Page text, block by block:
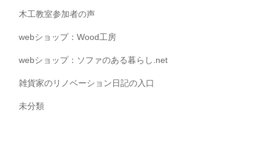
木工教室参加者の声
webショップ：Wood工房
webショップ：ソファのある暮らし.net
雑貨家のリノベーション日記の入口
未分類